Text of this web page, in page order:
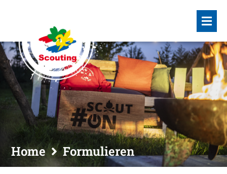
Home Formulieren